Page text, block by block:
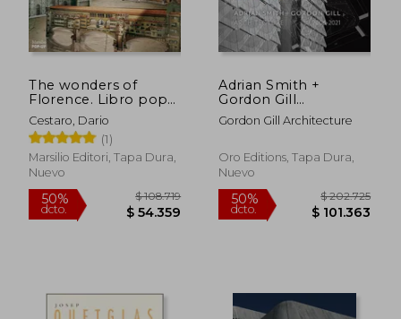
The wonders of
Florence. Libro pop-
up. Ediz. illustrata
(Libri illustrati) (en
Inglés)
Cestaro, Dario
(1)
Marsilio Editori, Tapa Dura,
Nuevo
Adrian Smith +
Gordon Gill
Architecture, 2006-
2020 (en Inglés)
Gordon Gill Architecture
Oro Editions, Tapa Dura,
Nuevo